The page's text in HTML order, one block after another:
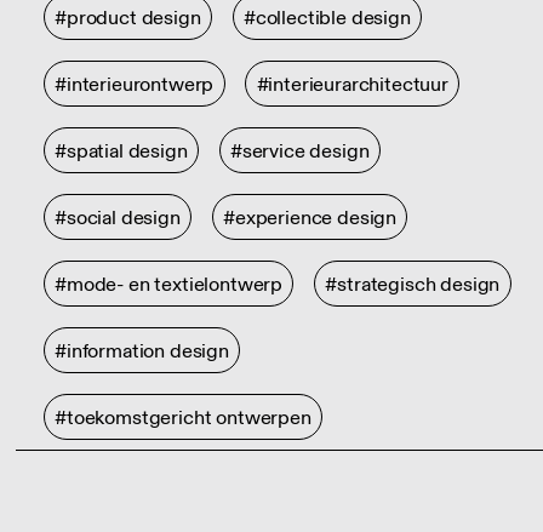
#product design #collectible design
#interieurontwerp #interieurarchitectuur
#spatial design #service design
#social design #experience design
#mode- en textielontwerp #strategisch design
#information design
#toekomstgericht ontwerpen